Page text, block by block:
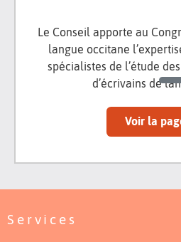
Le Conseil apporte au
langue occitane
spécialistes de l’étude
d’écrivains de
Voir la
Services